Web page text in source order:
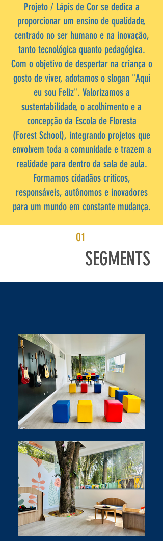
Projeto / Lápis de Cor se dedica a
proporcionar um ensino de qualidade,
centrado no ser humano e na inovação,
tanto tecnológica quanto pedagógica.
Com o objetivo de despertar na criança o
gosto de viver, adotamos o slogan "Aqui
eu sou Feliz". Valorizamos a
sustentabilidade, o acolhimento e a
concepção da Escola de Floresta
(Forest School), integrando projetos que
envolvem toda a comunidade e trazem a
realidade para dentro da sala de aula.
Formamos cidadãos críticos,
responsáveis, autônomos e inovadores
para um mundo em constante mudança.
01
SEGMENTS